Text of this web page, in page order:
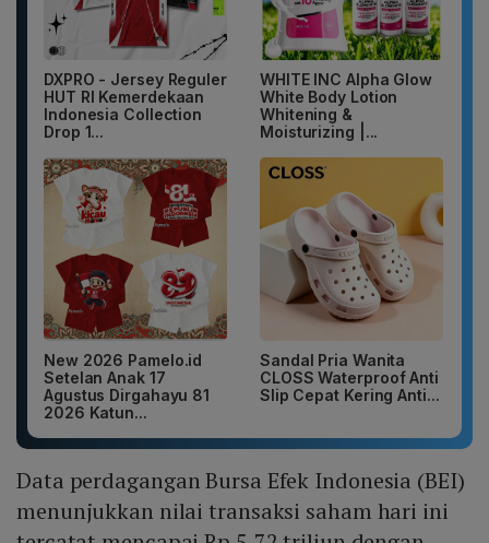
DXPRO - Jersey Reguler
HUT RI Kemerdekaan
Indonesia Collection
Drop 1...
WHITE INC Alpha Glow
White Body Lotion
Whitening &
Moisturizing |...
New 2026 Pamelo.id
Setelan Anak 17
Agustus Dirgahayu 81
2026 Katun...
Sandal Pria Wanita
CLOSS Waterproof Anti
Slip Cepat Kering Anti...
Data perdagangan Bursa Efek Indonesia (BEI)
menunjukkan nilai transaksi saham hari ini